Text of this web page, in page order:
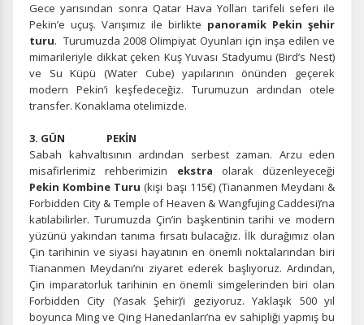
Gece yarısından sonra Qatar Hava Yolları tarifeli seferi ile
Pekin’e uçuş. Varışımız ile birlikte panoramik Pekin şehir
turu. Turumuzda 2008 Olimpiyat Oyunları için inşa edilen ve
mimarileriyle dikkat çeken Kuş Yuvası Stadyumu (Bird’s Nest)
ve Su Küpü (Water Cube) yapılarının önünden geçerek
modern Pekin’i keşfedeceğiz. Turumuzun ardından otele
transfer. Konaklama otelimizde.
3. GÜN PEKİN
Sabah kahvaltısının ardından serbest zaman. Arzu eden
misafirlerimiz rehberimizin ekstra olarak düzenleyeceği
Pekin Kombine Turu(kişi başı 115€) (Tiananmen Meydanı &
Forbidden City & Temple of Heaven & Wangfujing Caddesi)’na
katılabilirler. Turumuzda Çin’in başkentinin tarihi ve modern
yüzünü yakından tanıma fırsatı bulacağız. İlk durağımız olan
Çin tarihinin ve siyasi hayatının en önemli noktalarından biri
Tiananmen Meydanı’nı ziyaret ederek başlıyoruz. Ardından,
Çin imparatorluk tarihinin en önemli simgelerinden biri olan
Forbidden City (Yasak Şehir)’i geziyoruz. Yaklaşık 500 yıl
boyunca Ming ve Qing Hanedanları’na ev sahipliği yapmış bu